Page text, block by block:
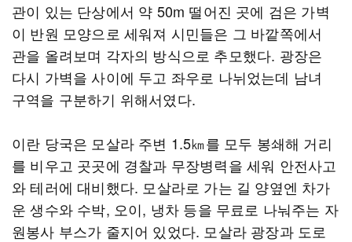
관이 있는 단상에서 약 50m 떨어진 곳에 검은 가벽
이 반원 모양으로 세워져 시민들은 그 바깥쪽에서
관을 올려보며 각자의 방식으로 추모했다. 광장은
다시 가벽을 사이에 두고 좌우로 나뉘었는데 남녀
구역을 구분하기 위해서였다.
이란 당국은 모살라 주변 1.5㎞를 모두 봉쇄해 거리
를 비우고 곳곳에 경찰과 무장병력을 세워 안전사고
와 테러에 대비했다. 모살라로 가는 길 양옆엔 차가
운 생수와 수박, 오이, 냉차 등을 무료로 나눠주는 자
원봉사 부스가 줄지어 있었다. 모살라 광장과 도로